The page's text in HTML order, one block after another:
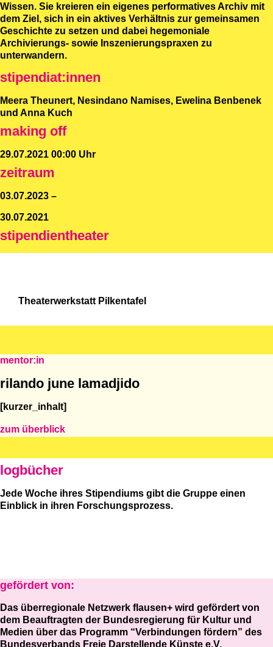
Wissen. Sie kreieren ein eigenes performatives Archiv mit
dem Ziel, sich in ein aktives Verhältnis zur gemeinsamen
Geschichte zu setzen und dabei hegemoniale
Archivierungs- sowie Inszenierungspraxen zu
unterwandern.
stipendiat:innen
Meera Theunert, Nesindano Namises, Ewelina Benbenek
und Anna Kuch
making off
29.07.2021 00:00 Uhr
zeitraum
03.07.2023 –
30.07.2021
stipendientheater
Theaterwerkstatt Pilkentafel
mentor:in
rilando june lamadjido
[kurzer_inhalt]
zum überblick
logbücher
Jede Woche ihres Stipendiums gibt die Gruppe einen
Einblick in ihren Forschungsprozess.
gefördert von:
Das überregionale Netzwerk flausen+ wird gefördert von
dem Beauftragten der Bundesregierung für Kultur und
Medien über das Programm “Verbindungen fördern” des
Bundesverbands Freie Darstellende Künste e.V.